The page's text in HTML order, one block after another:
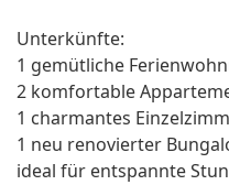
Unterkünfte:
1 gemütliche
2 komfortable
1 charmantes
1 neu renovierter
ideal für entspannte